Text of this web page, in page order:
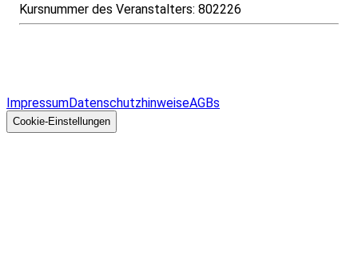
Kursnummer des Veranstalters: 802226
ImpressumDatenschutzhinweiseAGBs
Cookie-Einstellungen